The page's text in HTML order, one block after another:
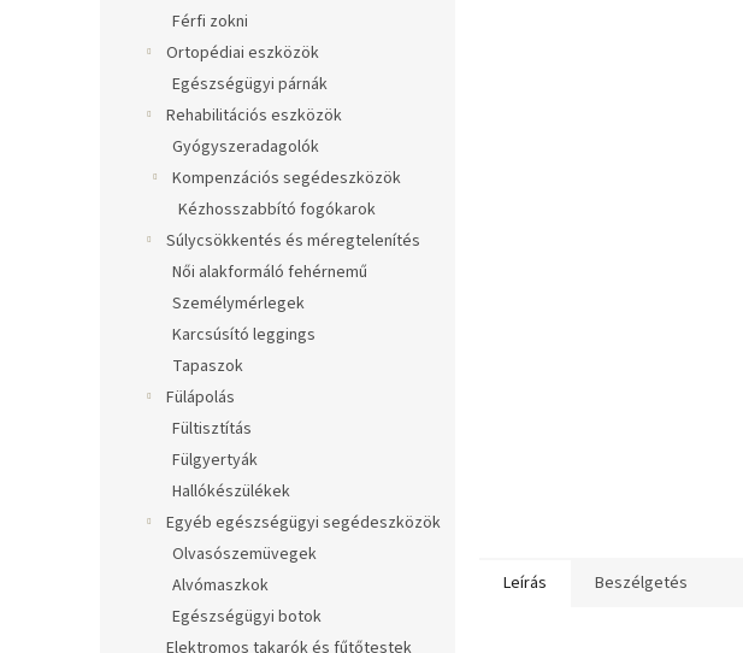
Férfi zokni
Ortopédiai eszközök
Egészségügyi párnák
Rehabilitációs eszközök
Gyógyszeradagolók
Kompenzációs segédeszközök
Kézhosszabbító fogókarok
Súlycsökkentés és méregtelenítés
Női alakformáló fehérnemű
Személymérlegek
Karcsúsító leggings
Tapaszok
Fülápolás
Fültisztítás
Fülgyertyák
Hallókészülékek
Egyéb egészségügyi segédeszközök
Olvasószemüvegek
Alvómaszkok
Egészségügyi botok
Elektromos takarók és fűtőtestek
Leírás Beszélgetés